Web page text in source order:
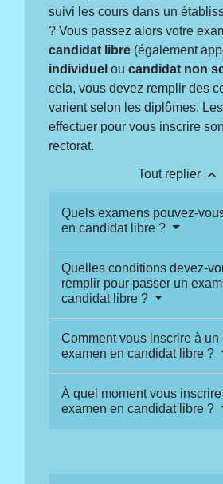
suivi les cours dans un
? Vous passez alors votre
candidat libre (également
individuel oucandidat non
cela, vous devez remplir des
varient selon les diplômes.
effectuer pour vous inscrire
rectorat.
Tout replier keyboard_arrow_up
Quels examens pouvez-
en candidat libre ?
Quelles conditions devez-
remplir pour passer un
candidat libre ?
Comment vous inscrire à un
examen en candidat libre ?
À quel moment vous
examen en candidat libre ?